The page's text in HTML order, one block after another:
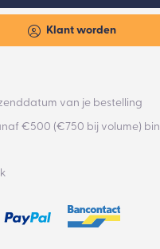
Klant worden
van je bestelling
€500 (€750 bij volume)